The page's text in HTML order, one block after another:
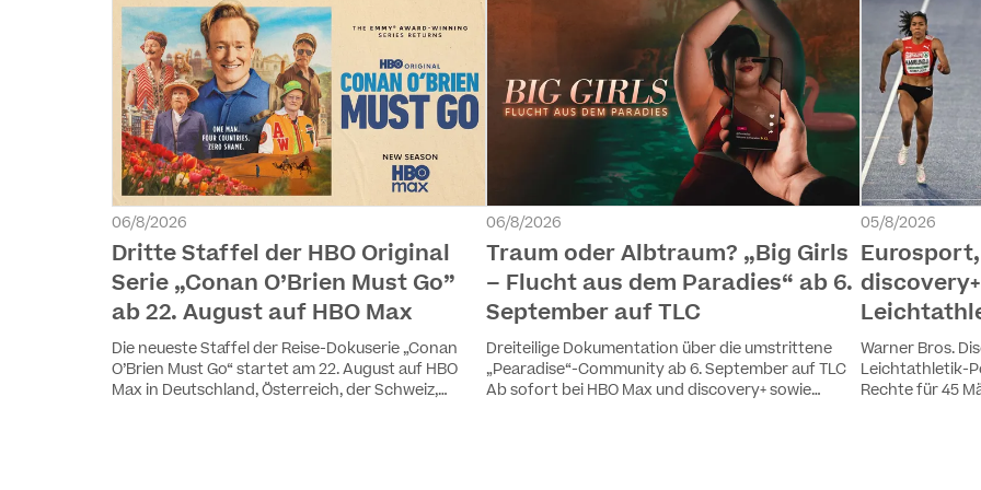
06/8/2026
Dritte Staffel der HBO Original
Serie „Conan O’Brien Must Go”
ab 22. August auf HBO Max
Die neueste Staffel der Reise-Dokuserie „Conan
O’Brien Must Go“ startet am 22. August auf HBO
Max in Deutschland, Österreich, der Schweiz,
06/8/2026
Traum oder Albtraum? „Big Girls
– Flucht aus dem Paradies“ ab 6.
September auf TLC
Dreiteilige Dokumentation über die umstrittene
„Pearadise“-Community ab 6. September auf TLC
Ab sofort bei HBO Max und discovery+ sowie
05/8/2026
Warner Bros.
Leichtathletik-
Rechte für 45